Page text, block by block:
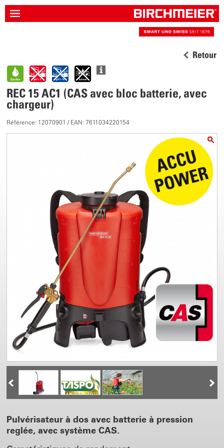
Retour
REC 15 AC1 (CAS avec bloc batterie, avec
chargeur)
Référence: 12070901 / EAN: 7611034220154
Pulvérisateur à dos avec batterie à pression
reglée, avec système CAS.